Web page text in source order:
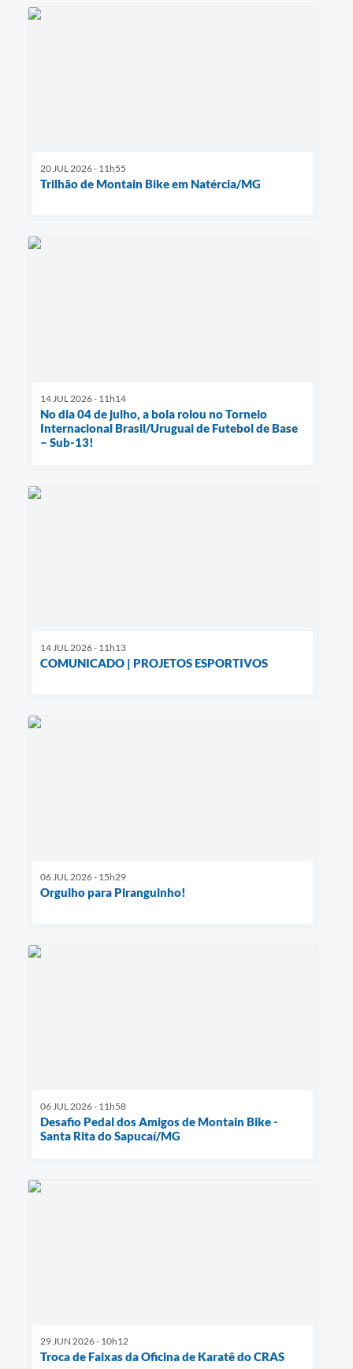
20 JUL 2026 - 11h55
Trilhão de Montain Bike em Natércia/MG
14 JUL 2026 - 11h14
No dia 04 de julho, a bola rolou no Torneio
Internacional Brasil/Uruguai de Futebol de Base
– Sub-13!
14 JUL 2026 - 11h13
COMUNICADO | PROJETOS ESPORTIVOS
06 JUL 2026 - 15h29
Orgulho para Piranguinho!
06 JUL 2026 - 11h58
Desafio Pedal dos Amigos de Montain Bike -
Santa Rita do Sapucaí/MG
29 JUN 2026 - 10h12
Troca de Faixas da Oficina de Karatê do CRAS